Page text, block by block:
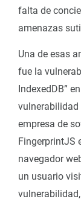
falta de
amenazas
Una de esas
fue la
IndexedDB”
vulnerabilidad
empresa de
FingerprintJS
navegador
un usuario